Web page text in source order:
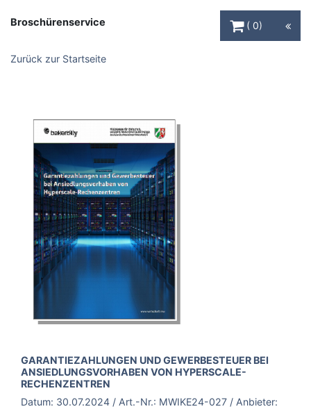
Broschürenservice
0
Zurück zur Startseite
BROSCHÜRE:
GARANTIEZAHLUNGEN UND GEWERBESTEUER BEI
ANSIEDLUNGSVORHABEN VON HYPERSCALE-
RECHENZENTREN
Datum: 30.07.2024 / Art.-Nr.: MWIKE24-027 / Anbieter: